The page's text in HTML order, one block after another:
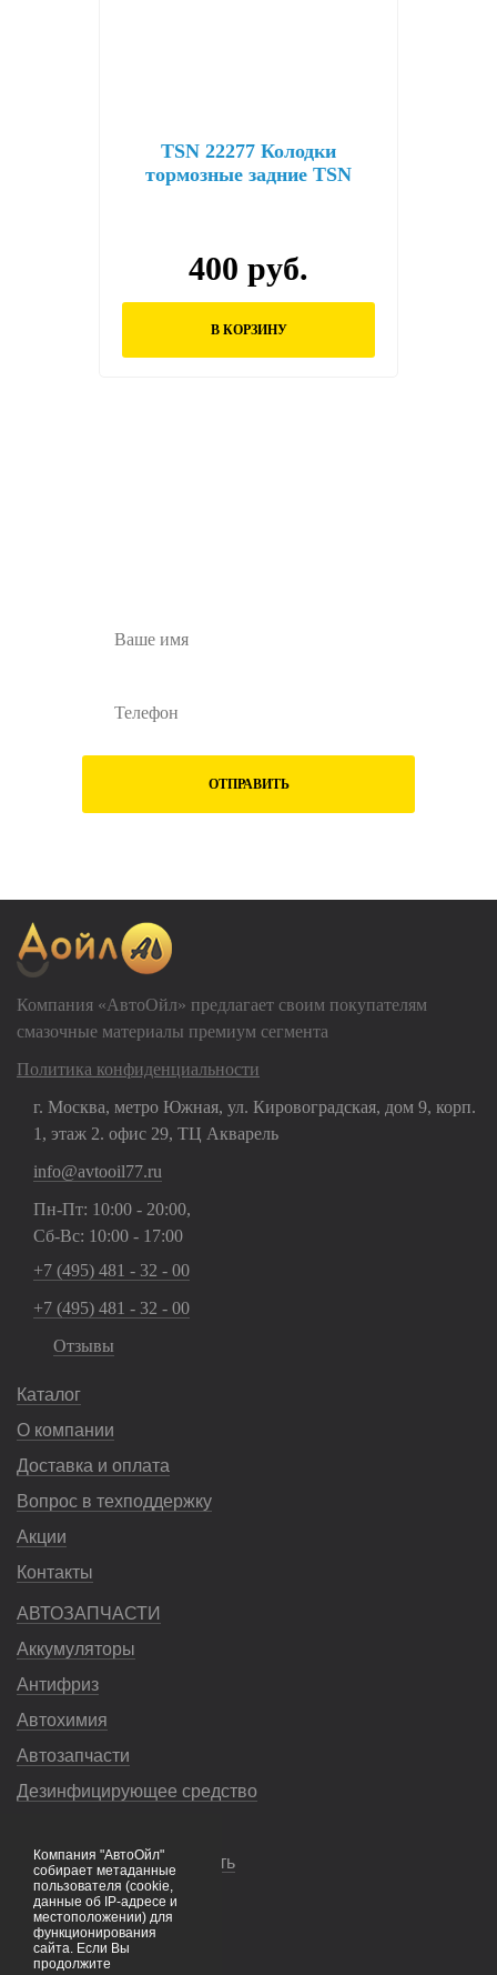
TSN 22277 Колодки
тормозные задние TSN
400 руб.
В КОРЗИНУ
ОТПРАВИТЬ
Компания «АвтоОйл» предлагает своим покупателям
смазочные материалы премиум сегмента
Политика конфиденциальности
г. Москва, метро Южная, ул. Кировоградская, дом 9, корп.
1, этаж 2. офис 29, ТЦ Акварель
info@avtooil77.ru
Пн-Пт: 10:00 - 20:00,
Сб-Вс: 10:00 - 17:00
+7 (495) 481 - 32 - 00
+7 (495) 481 - 32 - 00
Отзывы
Каталог
О компании
Доставка и оплата
Вопрос в техподдержку
Акции
Контакты
АВТОЗАПЧАСТИ
Аккумуляторы
Антифриз
Автохимия
Автозапчасти
Дезинфицирующее средство
Незамерзающая жидкость
Смазочные материалы
Тормозная жидкость
Фильтры
Компания "АвтоОйл"
собирает метаданные
пользователя (cookie,
данные об IP-адресе и
местоположении) для
функционирования
сайта. Если Вы
продолжите